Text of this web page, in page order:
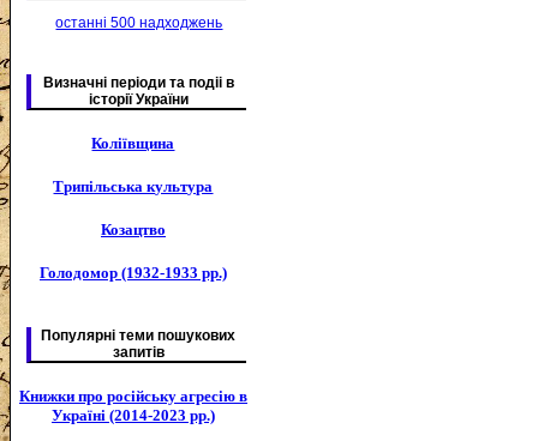
останні 500 надходжень
Визначні періоди та подіі в
історії України
Коліївщина
Трипільська культура
Козацтво
Голодомор (1932-1933 рр.)
Популярні теми пошукових
запитів
Книжки про російську агресію в
Україні (2014-2023 рр.)